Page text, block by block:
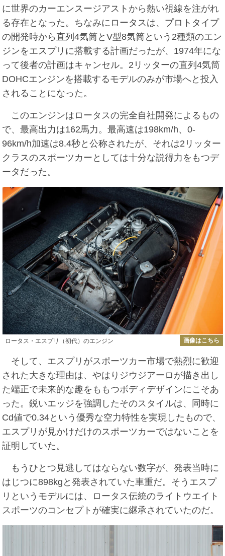
に世界のカーエンスージアストから熱い視線を注がれ
る存在となった。ちなみにロータスは、プロトタイプ
の開発時から直列4気筒とV型8気筒という2種類のエン
ジンをエスプリに搭載する計画だったが、1974年にな
って後者の計画はキャンセル。2リッターの直列4気筒
DOHCエンジンを搭載するモデルのみが市場へと投入
されることになった。
このエンジンはロータスの完全自社開発によるもの
で、最高出力は162馬力。最高速は198km/h、0-
96km/h加速は8.4秒と公称されたが、それは2リッター
クラスのスポーツカーとしては十分な説得力をもつデ
ータだった。
ロータス・エスプリ（初代）のエンジン 画像はこちら
そして、エスプリがスポーツカー市場で熱烈に歓迎
された大きな理由は、やはりジウジアーロが描き出し
た端正で未来的な趣をももつボディデザインにこそあ
った。鋭いエッジを強調したそのスタイルは、同時に
Cd値で0.34という優秀な空力特性を実現したもので、
エスプリが見かけだけのスポーツカーではないことを
証明していた。
もうひとつ見逃してはならない数字が、発表当時に
はじつに898kgと発表されていた車重だ。そうエスプ
リというモデルには、ロータス伝統のライトウエイト
スポーツのコンセプトが確実に継承されていたのだ。